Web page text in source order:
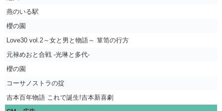
燕のいる駅
櫻の園
Love30 vol.2～女と男と物語～ 箪笥の行方
元禄めおと合戦 -光琳と多代-
櫻の園
コーサノストラの掟
吉本百年物語 これで誕生!吉本新喜劇